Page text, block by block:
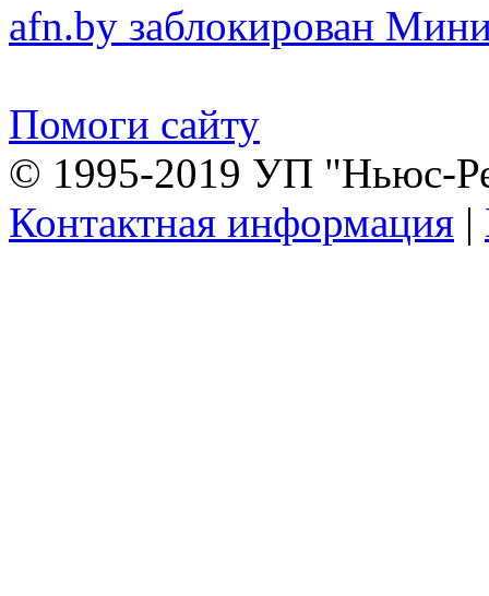
afn.by заблокирован
Помоги сайту
© 1995-2019 УП "Ньюс-
Контактная информация |